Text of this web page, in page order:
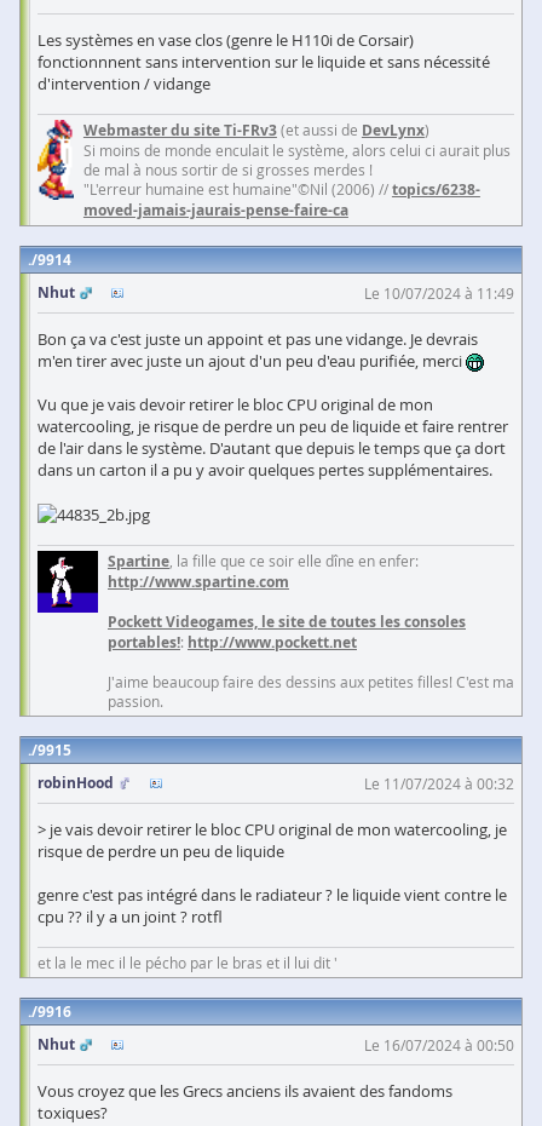
Les systèmes en vase clos (genre le H110i de Corsair)
fonctionnnent sans intervention sur le liquide et sans nécessité
d'intervention / vidange
Webmaster du site Ti-FRv3(et aussi de DevLynx)
Si moins de monde enculait le système, alors celui ci aurait plus
de mal à nous sortir de si grosses merdes !
"L'erreur humaine est humaine"©Nil (2006) //topics/6238-
moved-jamais-jaurais-pense-faire-ca
9914
Nhut
Le 10/07/2024 à 11:49
Bon ça va c'est juste un appoint et pas une vidange. Je devrais
m'en tirer avec juste un ajout d'un peu d'eau purifiée, merci
Vu que je vais devoir retirer le bloc CPU original de mon
watercooling, je risque de perdre un peu de liquide et faire rentrer
de l'air dans le système. D'autant que depuis le temps que ça dort
dans un carton il a pu y avoir quelques pertes supplémentaires.
Spartine, la fille que ce soir elle dîne en enfer:
http://www.spartine.com
Pockett Videogames, le site de toutes les consoles
portables!: http://www.pockett.net
J'aime beaucoup faire des dessins aux petites filles! C'est ma
passion.
9915
robinHood
Le 11/07/2024 à 00:32
> je vais devoir retirer le bloc CPU original de mon watercooling, je
risque de perdre un peu de liquide
genre c'est pas intégré dans le radiateur ? le liquide vient contre le
cpu ?? il y a un joint ? rotfl
et la le mec il le pécho par le bras et il lui dit '
9916
Nhut
Le 16/07/2024 à 00:50
Vous croyez que les Grecs anciens ils avaient des fandoms
toxiques?